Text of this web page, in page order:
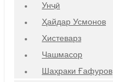
Унҷӣ
Ҳайдар Усмонов
Хистеварз
Чашмасор
Шаҳраки Ғафуров